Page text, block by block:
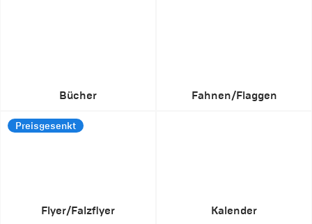
Bücher Fahnen/Flaggen
Preisgesenkt
Flyer/Falzflyer Kalender